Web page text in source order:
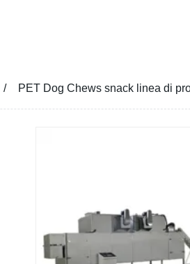
PET Dog Chews snack linea di